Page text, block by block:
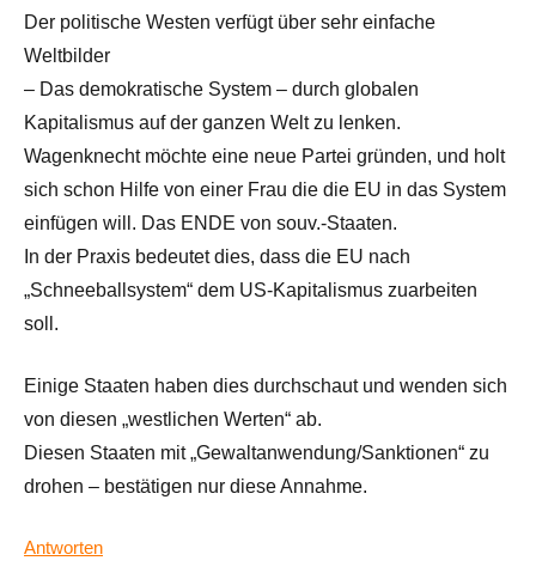
Der politische Westen verfügt über sehr einfache
Weltbilder
– Das demokratische System – durch globalen
Kapitalismus auf der ganzen Welt zu lenken.
Wagenknecht möchte eine neue Partei gründen, und holt
sich schon Hilfe von einer Frau die die EU in das System
einfügen will. Das ENDE von souv.-Staaten.
In der Praxis bedeutet dies, dass die EU nach
„Schneeballsystem“ dem US-Kapitalismus zuarbeiten
soll.
Einige Staaten haben dies durchschaut und wenden sich
von diesen „westlichen Werten“ ab.
Diesen Staaten mit „Gewaltanwendung/Sanktionen“ zu
drohen – bestätigen nur diese Annahme.
Antworten